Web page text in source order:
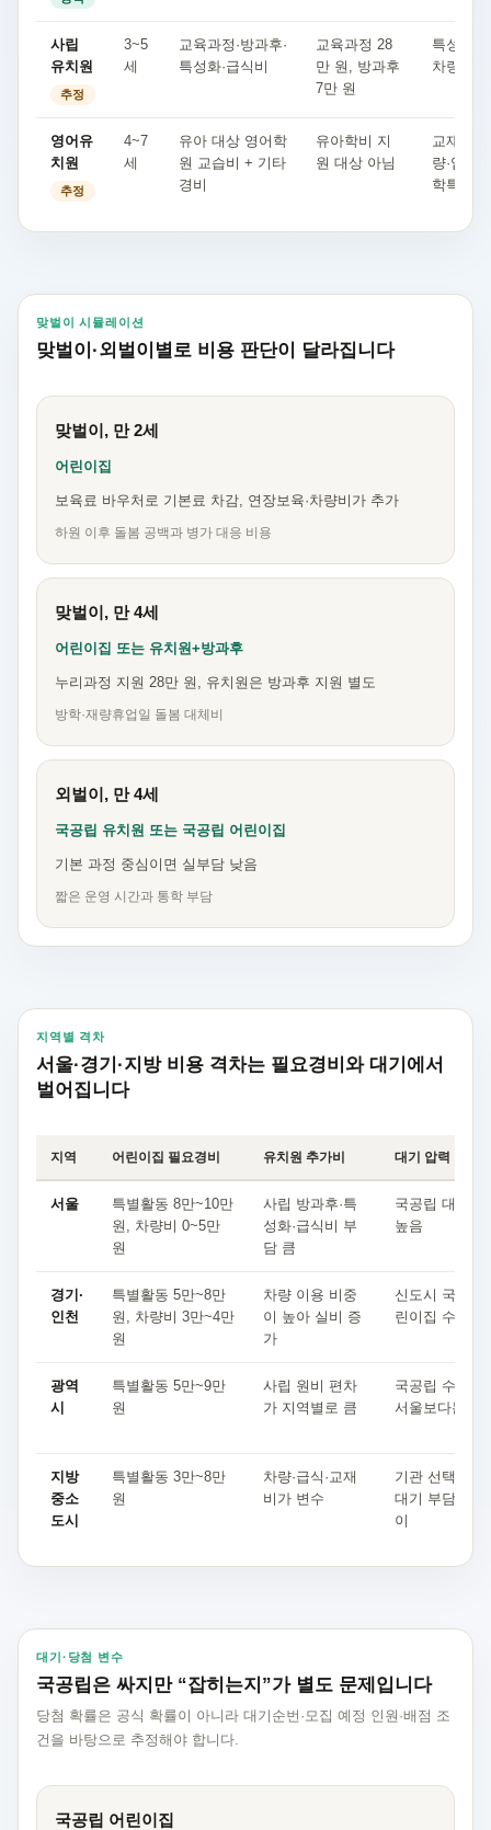
사립
유치원
추정
3~5
세
교육과정·방과후·
특성화·급식비
교육과정 28
만 원, 방과후
7만 원
특성화·
차량·행
영어유
치원
추정
4~7
세
유아 대상 영어학
원 교습비 + 기타
경비
유아학비 지
원 대상 아님
교재·급
량·입학
학특강
맞벌이 시뮬레이션
맞벌이·외벌이별로 비용 판단이 달라집니다
맞벌이, 만 2세
어린이집
보육료 바우처로 기본료 차감, 연장보육·차량비가 추가
하원 이후 돌봄 공백과 병가 대응 비용
맞벌이, 만 4세
어린이집 또는 유치원+방과후
누리과정 지원 28만 원, 유치원은 방과후 지원 별도
방학·재량휴업일 돌봄 대체비
외벌이, 만 4세
국공립 유치원 또는 국공립 어린이집
기본 과정 중심이면 실부담 낮음
짧은 운영 시간과 통학 부담
지역별 격차
서울·경기·지방 비용 격차는 필요경비와 대기에서
벌어집니다
지역 어린이집 필요경비 유치원 추가비 대기 압력
서울
특별활동 8만~10만
원, 차량비 0~5만
원
사립 방과후·특
성화·급식비 부
담 큼
국공립 대기·
높음
경기·
인천
특별활동 5만~8만
원, 차량비 3만~4만
원
차량 이용 비중
이 높아 실비 증
가
신도시 국공립
린이집 수요
광역
시
특별활동 5만~9만
원
사립 원비 편차
가 지역별로 큼
국공립 수요는
서울보다는 분
지방
중소
도시
특별활동 3만~8만
원
차량·급식·교재
비가 변수
기관 선택지는
대기 부담은
이
대기·당첨 변수
국공립은 싸지만 “잡히는지”가 별도 문제입니다
당첨 확률은 공식 확률이 아니라 대기순번·모집 예정 인원·배점 조
건을 바탕으로 추정해야 합니다.
국공립 어린이집